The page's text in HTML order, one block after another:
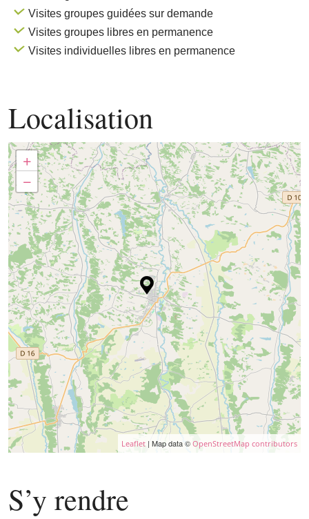
Visites groupes guidées sur demande
Visites groupes libres en permanence
Visites individuelles libres en permanence
Localisation
+
−
Leaflet | Map data © OpenStreetMap contributors
S’y rendre